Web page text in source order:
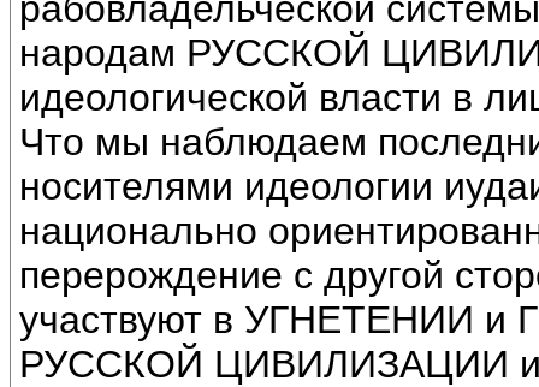
рабовладельческой
народам РУССКОЙ
идеологической власти в
Что мы наблюдаем
носителями идеологии
национально
перерождение с другой
участвуют в УГНЕТЕНИИ и
РУССКОЙ ЦИВИЛИЗАЦИИ и